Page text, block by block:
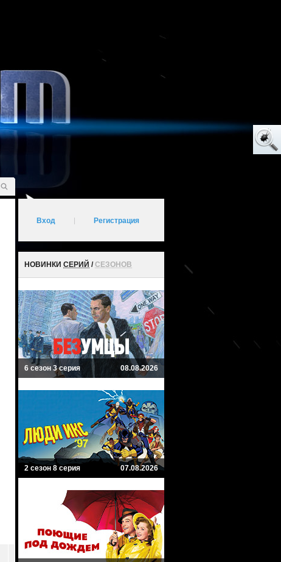
Вход Регистрация
НОВИНКИ СЕРИЙ /СЕЗОНОВ
6 сезон 3 серия 08.08.2026
2 сезон 8 серия 07.08.2026